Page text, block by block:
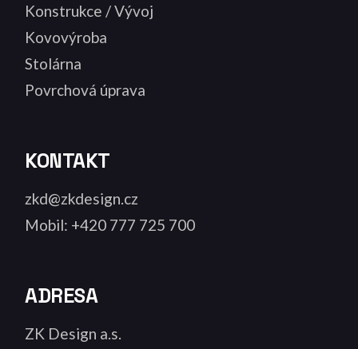
Konstrukce / Vývoj
Kovovýroba
Stolárna
Povrchová úprava
KONTAKT
zkd@zkdesign.cz
Mobil: +420 777 725 700
ADRESA
ZK Design a.s.